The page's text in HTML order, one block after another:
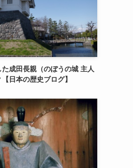
成田長親（のぼうの城 主人
日本の歴史ブログ】